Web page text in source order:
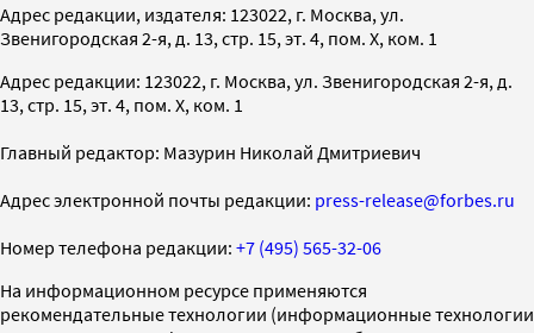
Адрес редакции, издателя: 123022, г. Москва, ул.
Звенигородская 2-я, д. 13, стр. 15, эт. 4, пом. X, ком. 1
Адрес редакции: 123022, г. Москва, ул. Звенигородская 2-я, д.
13, стр. 15, эт. 4, пом. X, ком. 1
Главный редактор: Мазурин Николай Дмитриевич
Адрес электронной почты редакции: press-release@forbes.ru
Номер телефона редакции: +7 (495) 565-32-06
На информационном ресурсе применяются
рекомендательные технологии (информационные технологии